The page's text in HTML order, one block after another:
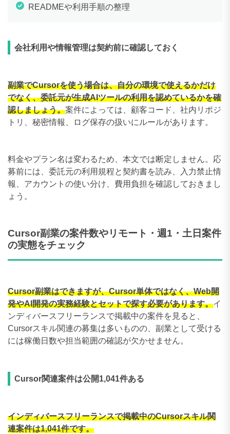
READMEや利用手順の整理
会社利用や情報管理は契約前に確認しておく
副業でCursorを使う場合は、自分の環境で使えるかだけ
でなく、委託元が生成AIツールの利用を認めているかを確
認しましょう。案件によっては、顧客コード、社内リポジ
トリ、秘密情報、ログ保存の扱いにルールがあります。
料金やプラン名は変わるため、本文では断定しません。応
募前には、委託元の利用規程と契約書を読み、入力禁止情
報、アカウントの使い分け、費用負担を確認しておきまし
ょう。
Cursor副業の案件数やリモート・週1・土日案件
の実態をチェック
Cursor副業はできますが、Cursor単体ではなく、Web開
発やAI開発の実務経験とセットで探す必要があります。イ
ンディバースフリーランスで掲載中の案件を見ると、
Cursorスキル関連の募集は多いものの、副業として受ける
には稼働日数や担当範囲の確認が欠かせません。
Cursor関連案件は公開1,041件ある
インディバースフリーランスで掲載中のCursorスキル関
連案件は1,041件です。